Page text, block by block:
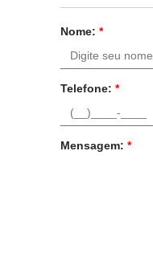
Nome: *
Telefone: *
Mensagem: *